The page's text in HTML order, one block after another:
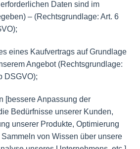
Daten sind im
– (Rechtsgrundlage: Art. 6
eines Kaufvertrags auf Grundlage
Angebot (Rechtsgrundlage:
DSGVO);
[bessere Anpassung der
Bedürfnisse unserer Kunden,
unserer Produkte, Optimierung
von Wissen über unsere